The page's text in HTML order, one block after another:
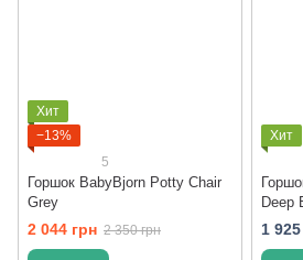
Хит
−13%
5
Горшок BabyBjorn Potty Chair
Grey
2 044 грн 2 350 грн
Хит
Deep
1